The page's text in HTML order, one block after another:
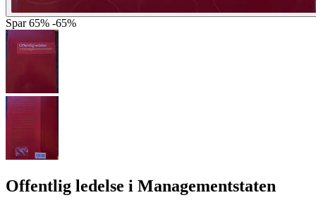
Spar 65% -65%
Offentlig ledelse i Managementstaten